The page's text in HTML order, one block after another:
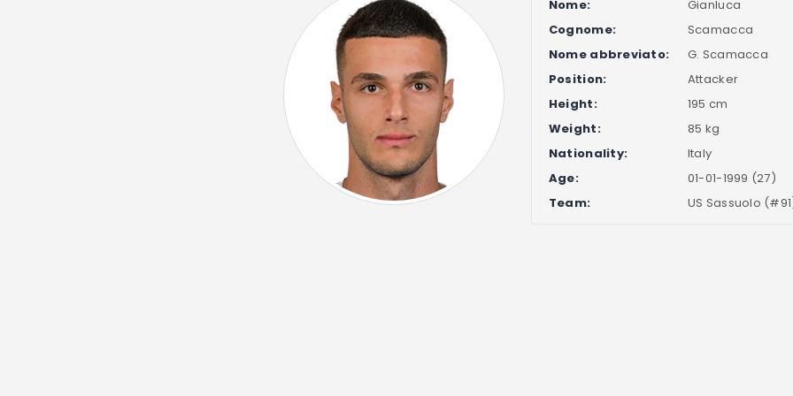
Nome:
Gianluca
Cognome:
Scamacca
Nome abbreviato:
G. Scamacca
Position:
Attacker
Height:
195 cm
Weight:
85 kg
Nationality:
Italy
Age:
01-01-1999 (27)
Team:
US Sassuolo